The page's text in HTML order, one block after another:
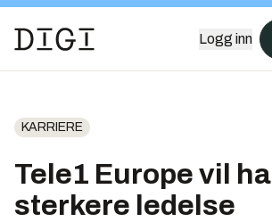
Logg inn
KARRIERE
Tele1 Europe vil ha
sterkere ledelse